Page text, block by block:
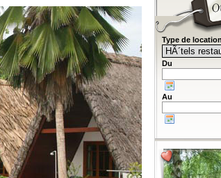
Type de location
Du
Au